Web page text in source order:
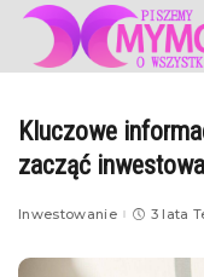
Kluczowe
zacząć
Inwestowanie 3 lata